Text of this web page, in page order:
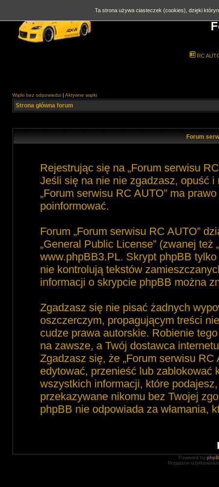
RC
Wątki bez odpowiedzi | Aktywne wątki
Strona główna forum
Forum
Rejestrując się na „Forum serwisu
Jeśli się na nie nie zgadzasz, opuść i
„Forum serwisu RC AUTO” ma
poinformować.
Forum „Forum serwisu RC AUTO”
„General Public License” (zwanej też
www.phpBB3.PL. Skrypt phpBB
nie kontrolują tekstów
informacji o skrypcie phpBB można
Zgadzasz się nie pisać żadnych
oszczerczym, propagującym treści
cudze prawa autorskie. Robienie
na zawsze, a Twój dostawca
Zgadzasz się, że „Forum serwisu
edytować, przenieść lub zablokować
wszystkich informacji, które
przekazywane nikomu bez Twojej
phpBB nie odpowiada za włamania,
Powered by
Przyjazne
Ta strona używa ciasteczek (cookies), dzięki